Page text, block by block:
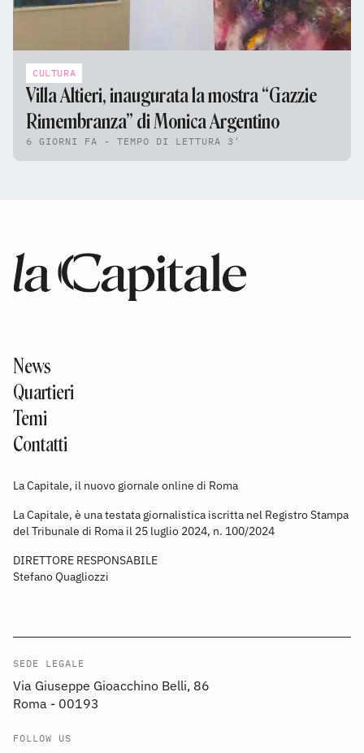
CULTURA
Villa Altieri, inaugurata la mostra “Gazzie
Rimembranza” di Monica Argentino
6 GIORNI FA - TEMPO DI LETTURA 3'
News
Quartieri
Temi
Contatti
La Capitale, il nuovo giornale online di Roma
La Capitale, è una testata giornalistica iscritta nel Registro Stampa
del Tribunale di Roma il 25 luglio 2024, n. 100/2024
DIRETTORE RESPONSABILE
Stefano Quagliozzi
SEDE LEGALE
Via Giuseppe Gioacchino Belli, 86
Roma - 00193
FOLLOW US